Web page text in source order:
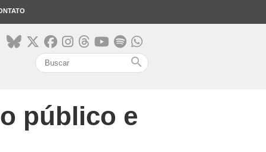
search
público e